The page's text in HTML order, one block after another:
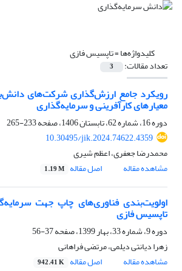
کلیدواژه‌ها =تاپسیس فازی
تعداد مقالات: 3
رویکرد جامع ارزش‌گذاری شرکت‌های
معیارهای کارآفرینی و سرمایه‌گذاری
دوره 16، شماره 62، تابستان 1406، صفحه
233-265
10.30495/jik.2024.74622.4359
محمدرضا جعفری، اعظم شیری
مشاهده مقاله
اصل مقاله 1.19 M
اولویت‌بندی فناوری‌های چاپ جهت
تاپسیس فازی
دوره 9، شماره 33، بهار 1399، صفحه
37-56
زهرا دیانتی دیلمی، مرتضی فراهانی
مشاهده مقاله
اصل مقاله 942.41 K